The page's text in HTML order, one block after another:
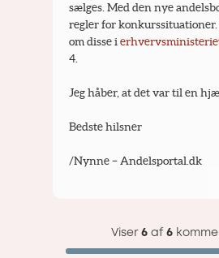
sælges. Med den nye
regler for
om disse i
4.
Jeg håber, at det var til en
Bedste hilsner
/Nynne – Andelsportal.dk
Viser 6af 6